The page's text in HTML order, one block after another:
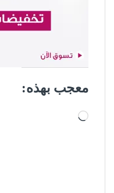
معجب بهذه:
جاري التحميل…